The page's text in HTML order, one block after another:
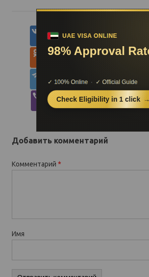
Добавить комментарий
Комментарий *
Имя